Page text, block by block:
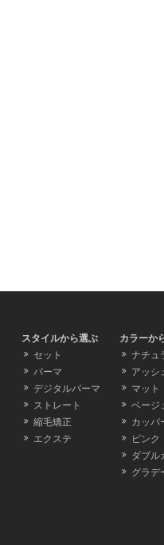
スタイルから選ぶ
セット
パーマ
デジタルパーマ
ストレート
縮毛矯正
エクステ
カラーか
ナチュ
アッシ
マット
ベージ
カッパ
ピンク
ダブル
グラデ